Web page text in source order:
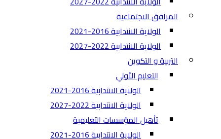
المرافق الاجتماعية
الولاية الانتدابية 2016-2021
الولاية الانتدابية 2022-2027
التربية و التكوين
التعليم الأولي
الولاية الانتدابية 2016-2021
الولاية الانتدابية 2022-2027
تأهيل المؤسسات التعليمية
الولاية الانتدابية 2016-2021